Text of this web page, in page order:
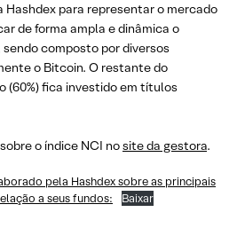
Hashdex para representar o mercado
de forma ampla e dinâmica o
composto por diversos
o Bitcoin. O restante do
(60%) fica investido em títulos
o índice NCI nosite da gestora.
pela Hashdex sobre as principais
a seus fundos:
Baixar